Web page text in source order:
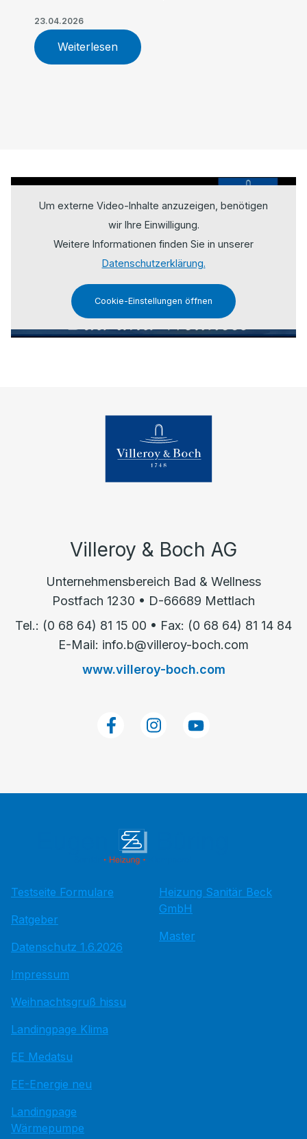
Formensprache überzeugt. Flexible Farb- und
Größenoptionen, innovative Armaturen und
nachhaltige WC-Technologie machen Skyla zur
idealen Wahl für Ihr individuelles Traumbad.
23.04.2026
Weiterlesen
Um externe Video-Inhalte anzuzeigen, benötigen
wir Ihre Einwilligung.
Weitere Informationen finden Sie in unserer
Datenschutzerklärung.
Cookie-Einstellungen öffnen
Villeroy & Boch AG
Unternehmensbereich Bad & Wellness
Postfach 1230 • D-66689 Mettlach
Tel.: (0 68 64) 81 15 00 • Fax: (0 68 64) 81 14 84
E-Mail: info.b@villeroy-boch.com
www.villeroy-boch.com
Testseite Formulare
Ratgeber
Datenschutz 1.6.2026
Impressum
Weihnachtsgruß hissu
Landingpage Klima
EE Medatsu
EE-Energie neu
Landingpage
Wärmepumpe
Heizung Sanitär Beck
GmbH
Master